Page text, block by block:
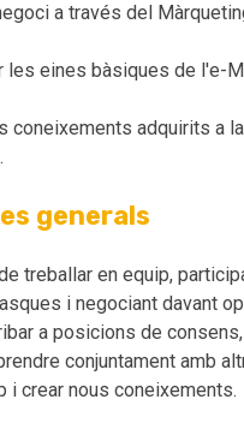
a través del
les eines bàsiques de l'e-
coneixements adquirits a
generals
treballar en equip,
i negociant davant
a posicions de
conjuntament amb
i crear nous coneixements.